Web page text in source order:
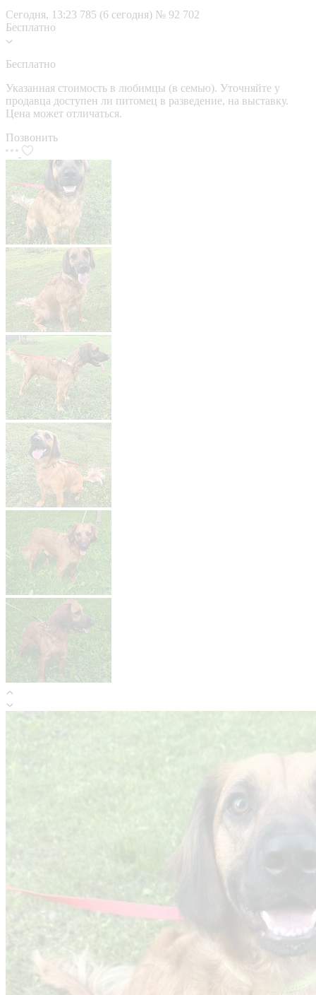
Сегодня, 13:23 785 (6 сегодня) № 92 702
Бесплатно
Бесплатно
Указанная стоимость в любимцы (в семью). Уточняйте у
продавца доступен ли питомец в разведение, на выставку.
Цена может отличаться.
Позвонить